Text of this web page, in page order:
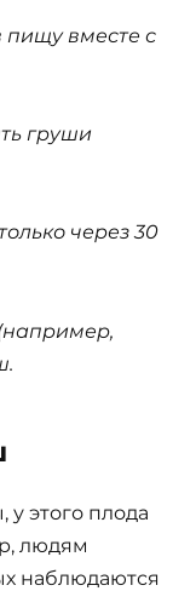
пищу вместе с
груши
через 30
этого плода
людям
наблюдаются